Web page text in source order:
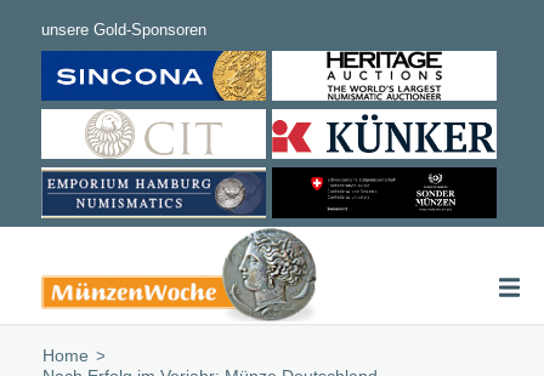
Home